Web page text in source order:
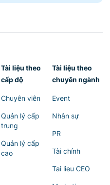
Tài liệu theo
cấp độ
Chuyên viên
Quản lý cấp
trung
Quản lý cấp
cao
Tài liệu theo
chuyên ngành
Event
Nhân sự
PR
Tài chính
Tai lieu CEO